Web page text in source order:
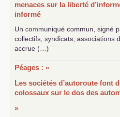
menaces sur la liberté
informé
Un communiqué commun, signé
collectifs, syndicats, associations
accrue (…)
Péages : «
Les sociétés d’autoroute font
colossaux sur le dos des
»